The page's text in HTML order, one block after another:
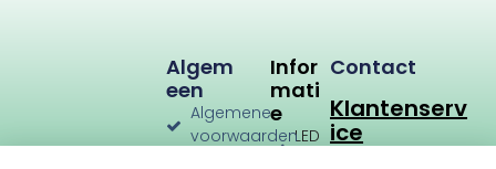
Infor
Mati
E
LED
Algem
Een
Algemene
voorwaarden
Contact
Klantenserv
ice